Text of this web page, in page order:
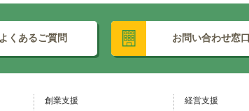
よくあるご質問 お問い合わせ窓口
創業支援 経営支援